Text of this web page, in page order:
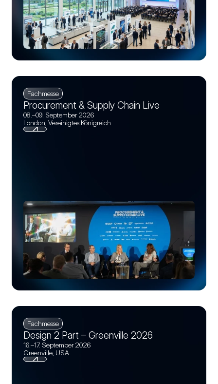
Fachmesse
Procurement & Supply Chain Live
08.–09. September 2026
London, Vereinigtes Königreich
Fachmesse
Design 2 Part – Greenville 2026
16.–17. September 2026
Greenville, USA